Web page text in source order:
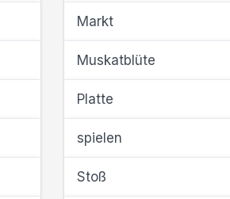
Markt
Muskatblüte
Platte
spielen
Stoß